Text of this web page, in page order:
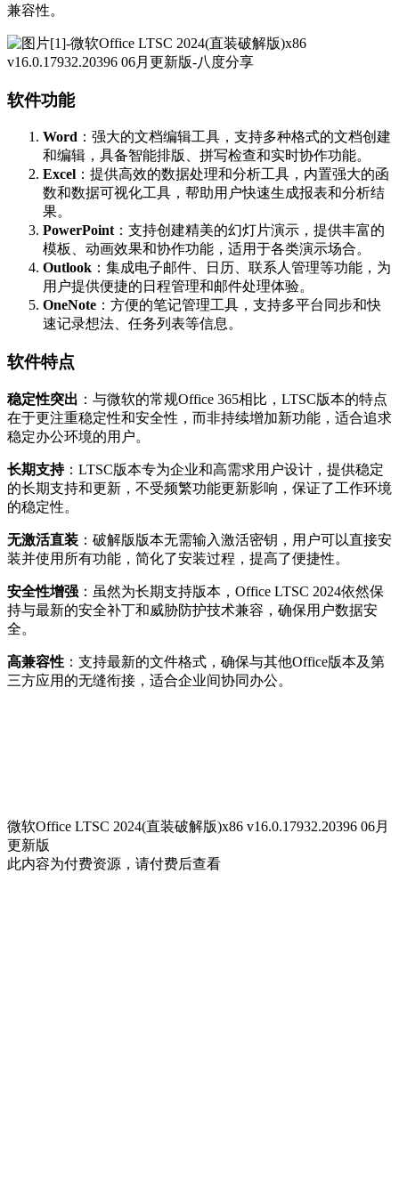
兼容性。
软件功能
Word ：强大的文档编辑工具，支持多种格式的文档创建
和编辑，具备智能排版、拼写检查和实时协作功能。
Excel ：提供高效的数据处理和分析工具，内置强大的函
数和数据可视化工具，帮助用户快速生成报表和分析结
果。
PowerPoint ：支持创建精美的幻灯片演示，提供丰富的
模板、动画效果和协作功能，适用于各类演示场合。
Outlook ：集成电子邮件、日历、联系人管理等功能，为
用户提供便捷的日程管理和邮件处理体验。
OneNote ：方便的笔记管理工具，支持多平台同步和快
速记录想法、任务列表等信息。
软件特点
稳定性突出 ：与微软的常规Office 365相比，LTSC版本的特点
在于更注重稳定性和安全性，而非持续增加新功能，适合追求
稳定办公环境的用户。
长期支持：LTSC版本专为企业和高需求用户设计，提供稳定
的长期支持和更新，不受频繁功能更新影响，保证了工作环境
的稳定性。
无激活直装 ：破解版版本无需输入激活密钥，用户可以直接安
装并使用所有功能，简化了安装过程，提高了便捷性。
安全性增强 ：虽然为长期支持版本，Office LTSC 2024依然保
持与最新的安全补丁和威胁防护技术兼容，确保用户数据安
全。
高兼容性 ：支持最新的文件格式，确保与其他Office版本及第
三方应用的无缝衔接，适合企业间协同办公。
微软Office LTSC 2024(直装破解版)x86 v16.0.17932.20396 06月
更新版
此内容为付费资源，请付费后查看